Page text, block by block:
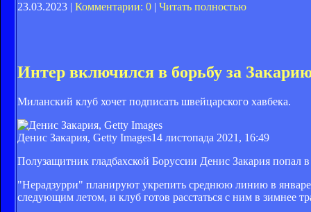
23.03.2023 | Комментарии: 0 | Читать полностью
Интер включился в борьбу за
Миланский клуб хочет подписать швейцарского хавбека.
Денис Закария, Getty Images14 листопада 2021, 16:49
Полузащитник гладбахской Боруссии Денис Закария попал
"Нерадзурри" планируют укрепить среднюю линию в январе
следующим летом, и клуб готов расстаться с ним в зимнее